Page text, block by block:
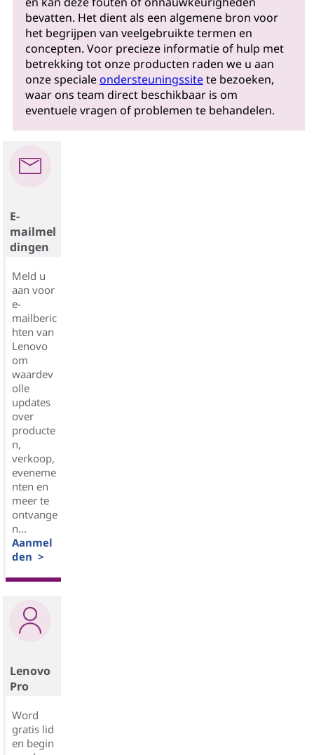
bevatten. Het dient als een algemene bron voor
het begrijpen van veelgebruikte termen en
concepten. Voor precieze informatie of hulp met
betrekking tot onze producten raden we u aan
onze specialeondersteuningssitete bezoeken,
waar ons team direct beschikbaar is om
eventuele vragen of problemen te behandelen.
E-
mailmel
dingen
Meld u
aan voor
e-
mailberic
hten van
Lenovo
om
waardev
olle
updates
over
producte
n,
verkoop,
eveneme
nten en
meer te
ontvange
n...
Aanmel
den >
Lenovo
Pro
Word
gratis lid
en begin